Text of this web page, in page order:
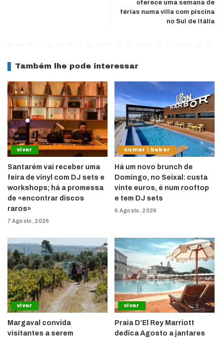
oferece uma semana de
férias numa villa com piscina
no Sul de Itália
Também lhe pode interessar
viver
Santarém vai receber uma
feira de vinyl com DJ sets e
workshops; há a promessa
de «encontrar discos
raros»
7 Agosto, 2026
comer \ beber
Há um novo brunch de
Domingo, no Seixal: custa
vinte euros, é num rooftop
e tem DJ sets
6 Agosto, 2026
viver
Margaval convida
visitantes a serem
viver
Praia D’El Rey Marriott
dedica Agosto a jantares